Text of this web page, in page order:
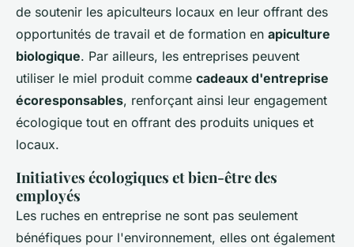
de soutenir les apiculteurs locaux en leur offrant des
opportunités de travail et de formation en apiculture
biologique. Par ailleurs, les entreprises peuvent
utiliser le miel produit comme cadeaux d'entreprise
écoresponsables, renforçant ainsi leur engagement
écologique tout en offrant des produits uniques et
locaux.
Initiatives écologiques et bien-être des
employés
Les ruches en entreprise ne sont pas seulement
bénéfiques pour l'environnement, elles ont également